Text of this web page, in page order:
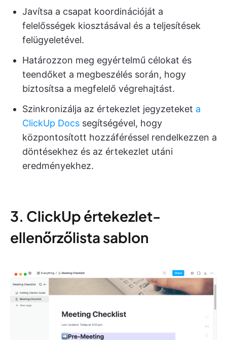
Javítsa a csapat koordinációját a
felelősségek kiosztásával és a teljesítések
felügyeletével.
Határozzon meg egyértelmű célokat és
teendőket a megbeszélés során, hogy
biztosítsa a megfelelő végrehajtást.
Szinkronizálja az értekezlet jegyzeteket a
ClickUp Docs segítségével, hogy
központosított hozzáféréssel rendelkezzen a
döntésekhez és az értekezlet utáni
eredményekhez.
3. ClickUp értekezlet-
ellenőrzőlista sablon